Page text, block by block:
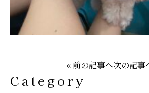
« 前の記事へ次の記事
Category